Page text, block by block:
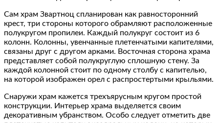
Сам храм Звартноц спланирован как равносторонний
крест, три стороны которого обрамляют расположенные
полукругом пропилеи. Каждый полукруг состоит из 6
колонн. Колонны, увенчанные плетенчатыми капителями,
связаны друг с другом арками. Восточная сторона храма
представляет собой полукруглую сплошную стену. За
каждой колонной стоит по одному столбу с капителью,
на которой изображен орел с распростертыми крыльями.
Снаружи храм кажется трехъярусным кругом простой
конструкции. Интерьер храма выделяется своим
декоративным убранством. Особо следует отметить две